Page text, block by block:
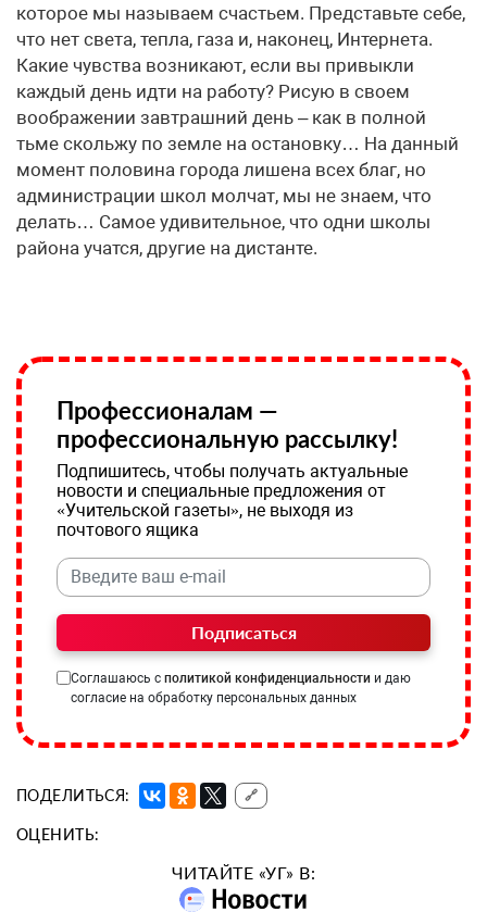
которое мы называем счастьем. Представьте себе,
что нет света, тепла, газа и, наконец, Интернета.
Какие чувства возникают, если вы привыкли
каждый день идти на работу? Рисую в своем
воображении завтрашний день – как в полной
тьме скольжу по земле на остановку… На данный
момент половина города лишена всех благ, но
администрации школ молчат, мы не знаем, что
делать… Самое удивительное, что одни школы
района учатся, другие на дистанте.
Профессионалам —
профессиональную рассылку!
Подпишитесь, чтобы получать актуальные
новости и специальные предложения от
«Учительской газеты», не выходя из
почтового ящика
Подписаться
Соглашаюсь с политикой конфиденциальности и даю
согласие на обработку персональных данных
ПОДЕЛИТЬСЯ: 🔗
ОЦЕНИТЬ:
ЧИТАЙТЕ «УГ» В: